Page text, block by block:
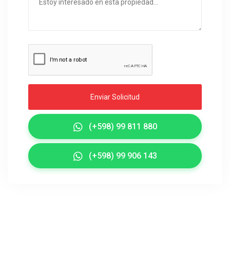
Enviar Solicitud
(+598) 99 811 880
(+598) 99 906 143